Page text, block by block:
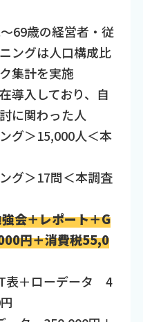
69歳の経営者・従
ングは人口構成比
集計を実施
導入しており、自
に関わった人
グ＞15,000人＜本
グ＞17問＜本調査
会＋レポート＋G
円＋消費税55,0
＋ローデータ 4